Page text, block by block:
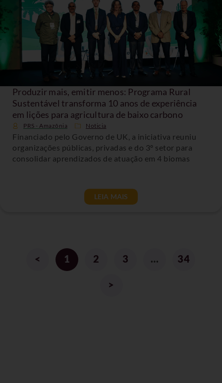
Produzir mais, emitir menos: Programa Rural
Sustentável transforma 10 anos de experiência
em lições para agricultura de baixo carbono
PRS - Amazônia Noticia
Financiado pelo Governo de UK, a iniciativa reuniu
organizações públicas, privadas e do 3º setor para
consolidar aprendizados de atuação em 4 biomas
LEIA MAIS
< 1 2 3 … 34
>